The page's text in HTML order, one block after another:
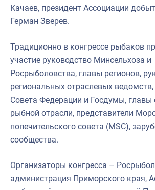
Качаев, президент Ассоциации
Герман Зверев.
Традиционно в конгрессе рыбаков
участие руководство Минсельхоза и
Росрыболовства, главы регионов,
региональных отраслевых ведомств,
Совета Федерации и Госдумы, главы
рыбной отрасли, представители
попечительского совета (MSC),
сообщества.
Организаторы конгресса –
администрация Приморского края,